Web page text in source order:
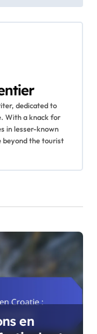
dedicated to
With a knack for
in lesser-known
beyond the tourist
en